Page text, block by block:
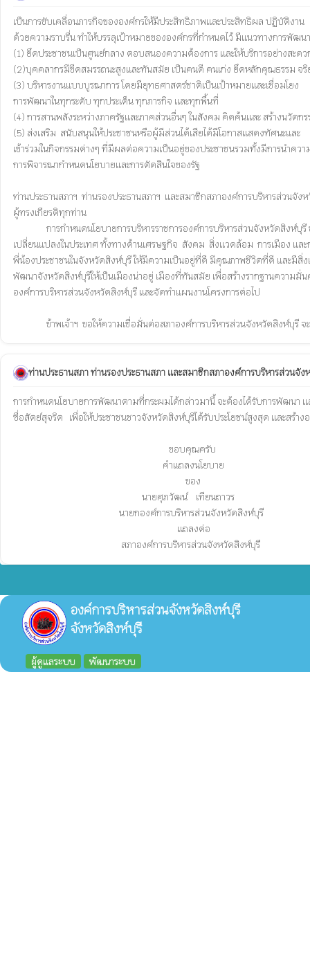
เป็นการขับเคลื่อนภารกิจขององค์กรให้มีประสิทธิภาพและประสิทธิผล ปฏิบัติงาน
ด้วยความราบรื่น ทำให้บรรลุเป้าหมายขององค์กรที่กำหนดไว้ มีแนวทางการพัฒ
(1) ยึดประชาชนเป็นศูนย์กลาง ตอบสนองความต้องการ และให้บริการอย่างสะด
(2)บุคคลากรมีขีดสมรรถนะสูงและทันสมัย เป็นคนดี คนเก่ง ยึดหลักคุณธรรม จ
(3) บริหารงานแบบบูรณาการ โดยมียุทธศาสตร์ชาติเป็นเป้าหมายและเชื่อมโยง
การพัฒนาในทุกระดับ ทุกประเด็น ทุกภารกิจ และทุกพื้นที่
(4) การสานพลังระหว่างภาครัฐและภาคส่วนอื่นๆ ในสังคม คิดค้นและ สร้างนวัตก
(5) ส่งเสริม  สนับสนุนให้ประชาชนหรือผู้มีส่วนได้เสียได้มีโอกาสแสดงทัศนะและ
เข้าร่วมในกิจกรรมต่างๆ ที่มีผลต่อความเป็นอยู่ของประชาชนรวมทั้งมีการนำคว
การพิจารณากำหนดนโยบายและการตัดสินใจของรัฐ
ท่านประธานสภาฯ  ท่านรองประธานสภาฯ  และสมาชิกสภาองค์การบริหารส่วนจั
ผู้ทรงเกียรติทุกท่าน
เปลี่ยนแปลงในประเทศ ทั้งทางด้านเศรษฐกิจ  สังคม  สิ่งแวดล้อม  การเมือง
พี่น้องประชาชนในจังหวัดสิงห์บุรี ให้มีความเป็นอยู่ที่ดี มีคุณภาพชีวิตที่ดี และมี
พัฒนาจังหวัดสิงห์บุรีให้เป็นเมืองน่าอยู่ เมืองที่ทันสมัย เพื่อสร้างรากฐานความมั่
องค์การบริหารส่วนจังหวัดสิงห์บุรี และจัดทำแผนงานโครงการต่อไป
ท่านประธานสภา ท่านรองประธานสภา และสมาชิกสภาองค์การบริหารส่วนจั
การกำหนดนโยบายการพัฒนาตามที่กระผมได้กล่าวมานี้ จะต้องได้รับการพัฒนา
ซื่อสัตย์สุจริต   เพื่อให้ประชาชนชาวจังหวัดสิงห์บุรีได้รับประโยชน์สูงสุด และสร้
                                                    สภาองค์การบริหารส่วนจังหวัดสิงห์บุรี
องค์การบริหารส่วนจังหวัดสิงห์บุรี
จังหวัดสิงห์บุรี
ผู้ดูแลระบบ พัฒนาระบบ